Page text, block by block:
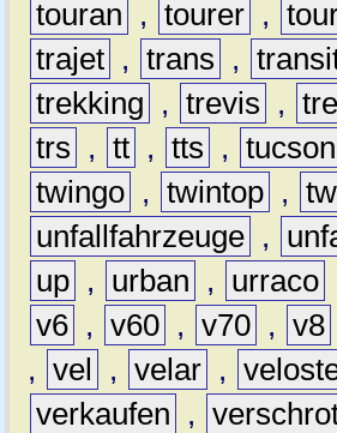
touran , tourer ,
trajet , trans ,
trekking
, trevis ,
trs
, tt , tts , tucson
twingo , twintop ,
unfallfahrzeuge ,
up , urban , urraco
v6 , v60 , v70 , v8
, vel , velar ,
verkaufen
,